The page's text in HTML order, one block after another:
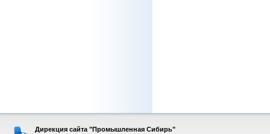
Дирекция сайта "Промышленная Сибирь"